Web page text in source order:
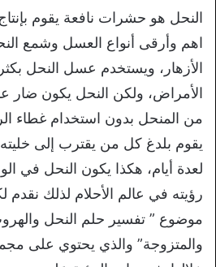
النحل هو حشرات نافعة يقوم
اهم وأرقى أنواع العسل وشمع
الأزهار، ويستخدم عسل النحل
الأمراض، ولكن النحل يكون ضار
من المنحل بدون استخدام غطاء
يقوم بلدغ كل من يقترب إلى
لعدة أيام، هكذا يكون النحل في
رؤيته في عالم الأحلام لذلك نقدم
موضوع ” تفسير حلم النحل
والمتزوجة” والذي يحتوي على